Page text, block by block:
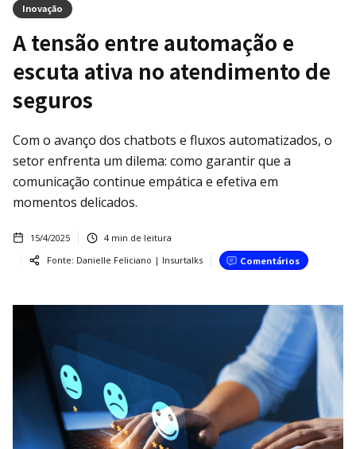
Inovação
A tensão entre automação e
escuta ativa no atendimento de
seguros
Com o avanço dos chatbots e fluxos automatizados, o
setor enfrenta um dilema: como garantir que a
comunicação continue empática e efetiva em
momentos delicados.
15/4/2025 4min de leitura
Fonte: Danielle Feliciano | Insurtalks Comentários